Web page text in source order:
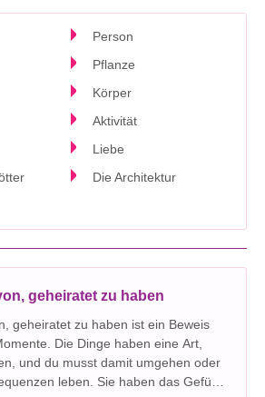
Person
Pflanze
Körper
Aktivität
Liebe
Die Architektur
geheiratet zu haben
geheiratet zu haben ist ein Beweis
Die Dinge haben eine Art,
und du musst damit umgehen oder
leben. Sie haben das Gefühl,